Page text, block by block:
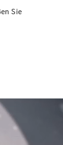
Sie
Fahrzeug